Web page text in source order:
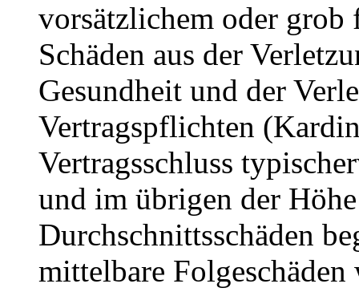
vorsätzlichem oder grob
Schäden aus der
Gesundheit und der
Vertragspflichten
Vertragsschluss
und im übrigen der
Durchschnittsschäden
mittelbare Folgeschäden